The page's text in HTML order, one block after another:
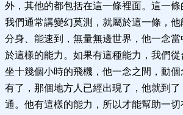
外，其他的都包括在這一條裡面。這一條
我們通常講變幻莫測，就屬於這一條，
分身、能速到，無量無邊世界，他一念
於這樣的能力。如果有這種能力，我們
坐十幾個小時的飛機，他一念之間，動
有了，那個地方人已經出現了，他就到
通。他有這樣的能力，所以才能幫助一